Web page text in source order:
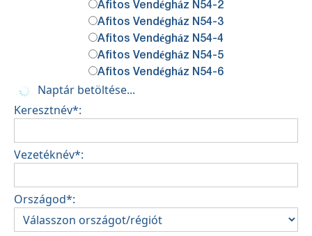
Afitos Vendégház N54-2
Afitos Vendégház N54-3
Afitos Vendégház N54-4
Afitos Vendégház N54-5
Afitos Vendégház N54-6
Naptár betöltése...
Keresztnév*:
Vezetéknév*:
Országod*: